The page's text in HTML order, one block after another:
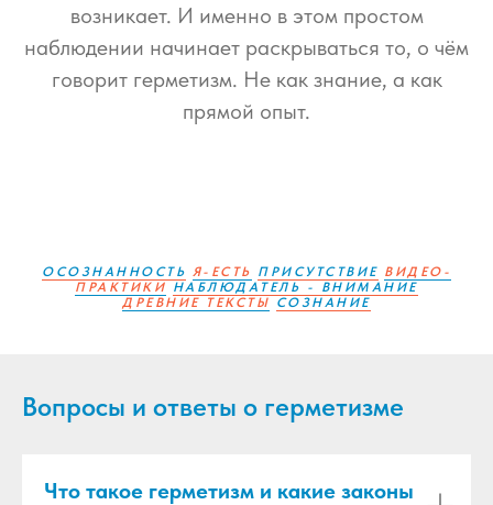
возникает. И именно в этом простом
наблюдении начинает раскрываться то, о чём
говорит герметизм. Не как знание, а как
прямой опыт.
ОСОЗНАННОСТЬ Я-ЕСТЬ ПРИСУТСТВИЕ ВИДЕО-
ПРАКТИКИ НАБЛЮДАТЕЛЬ - ВНИМАНИЕ
ДРЕВНИЕ ТЕКСТЫ СОЗНАНИЕ
Вопросы и ответы о герметизме
Что такое герметизм и какие законы